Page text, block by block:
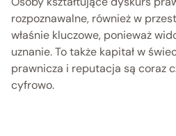
rozpoznawalne, również w
właśnie kluczowe, ponieważ
uznanie. To także kapitał w
prawnicza i reputacja są coraz
cyfrowo.